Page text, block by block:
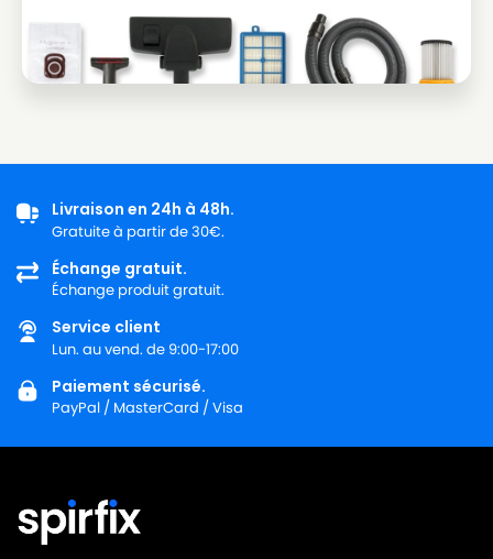
Livraison en 24h à 48h.
Gratuite à partir de 30€.
Échange gratuit.
Échange produit gratuit.
Service client
Lun. au vend. de 9:00-17:00
Paiement sécurisé.
PayPal / MasterCard / Visa